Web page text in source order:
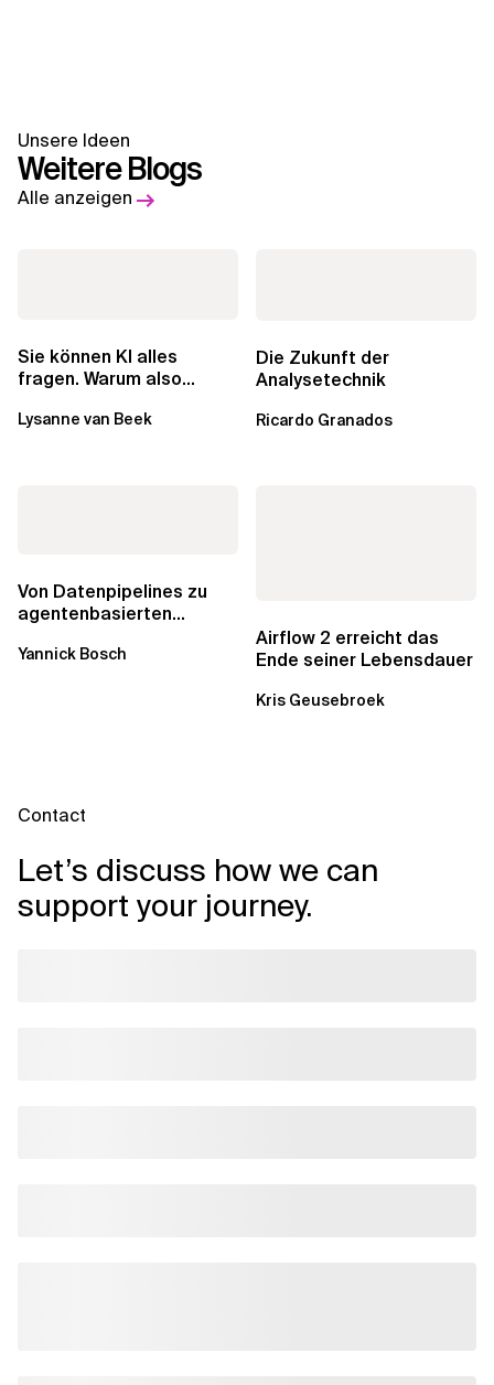
Unsere Ideen
Weitere Blogs
Alle anzeigen
Sie können KI alles
fragen. Warum also
noch?
Lysanne van Beek
Die Zukunft der
Analysetechnik
Ricardo Granados
Von Datenpipelines zu
agentenbasierten
Analytics...
Yannick Bosch
Airflow 2 erreicht das
Ende seiner Lebensdauer
Kris Geusebroek
Contact
Let’s discuss how we can
support your journey.